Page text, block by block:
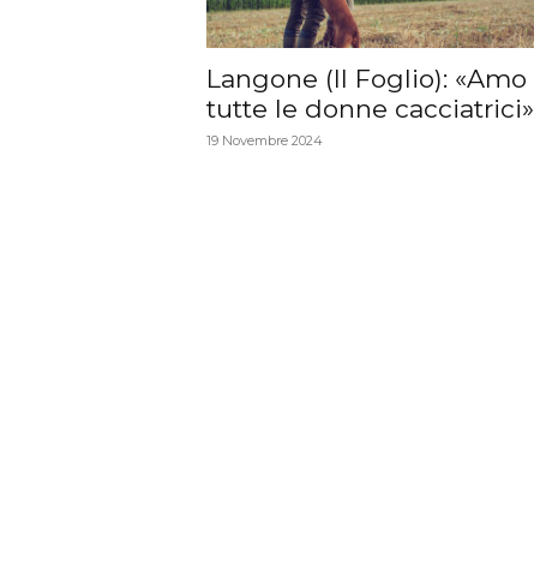
Langone (II Foglio): «Amo
tutte le donne cacciatrici»
19 Novembre 2024